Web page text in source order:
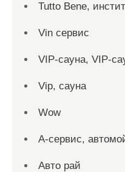
Tutto Bene,
Vin сервис
VIP-сауна, VIP-
Vip, сауна
Wow
А-сервис,
Авто рай